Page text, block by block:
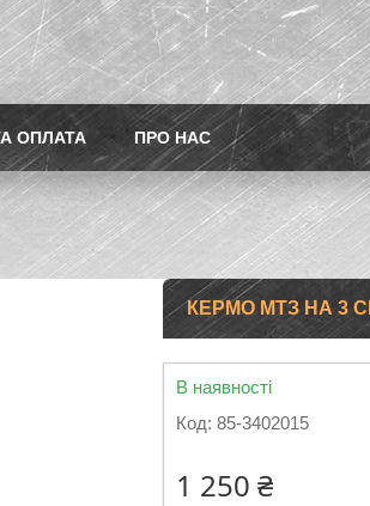
ОПЛАТА ПРО НАС
КЕРМО МТЗ НА 3
В наявності
Код: 85-3402015
1 250 ₴